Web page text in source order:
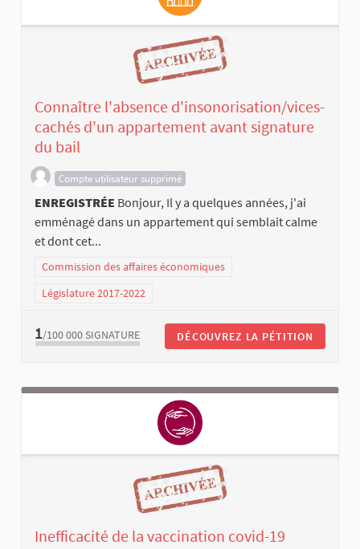
Connaître l'absence d'insonorisation/vices-
cachés d'un appartement avant signature
du bail
Compte utilisateur supprimé
ENREGISTRÉE Bonjour, Il y a quelques années, j'ai
emménagé dans un appartement qui semblait calme
et dont cet...
Commission des affaires économiques
Législature 2017-2022
1/100 000 SIGNATURE DÉCOUVREZ LA PÉTITION
Inefficacité de la vaccination covid-19